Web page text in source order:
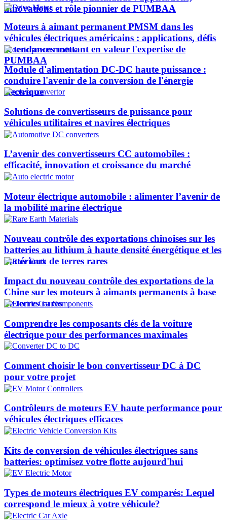
innovations et rôle pionnier de PUMBAA​
Moteurs à aimant permanent PMSM dans les
véhicules électriques américains : applications, défis
et tendances mettant en valeur l'expertise de
PUMBAA​
Module d'alimentation DC-DC haute puissance :
conduire l'avenir de la conversion de l'énergie
électrique
Solutions de convertisseurs de puissance pour
véhicules utilitaires et navires électriques
L’avenir des convertisseurs CC automobiles :
efficacité, innovation et croissance du marché
Moteur électrique automobile : alimenter l’avenir de
la mobilité marine électrique
Nouveau contrôle des exportations chinoises sur les
batteries au lithium à haute densité énergétique et les
matériaux de terres rares
Impact du nouveau contrôle des exportations de la
Chine sur les moteurs à aimants permanents à base
de terres rares
Comprendre les composants clés de la voiture
électrique pour des performances maximales
Comment choisir le bon convertisseur DC à DC
pour votre projet
Contrôleurs de moteurs EV haute performance pour
véhicules électriques efficaces
Kits de conversion de véhicules électriques sans
batteries: optimisez votre flotte aujourd'hui
Types de moteurs électriques EV comparés: Lequel
correspond le mieux à votre véhicule?